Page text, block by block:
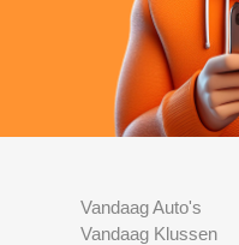
Vandaag Auto's
Vandaag Klussen